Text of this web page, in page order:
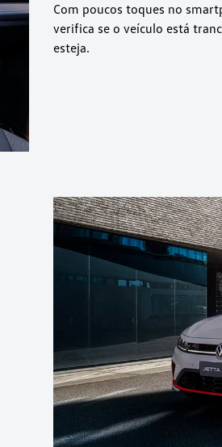
Com poucos toques no
verifica se o veículo está
esteja.